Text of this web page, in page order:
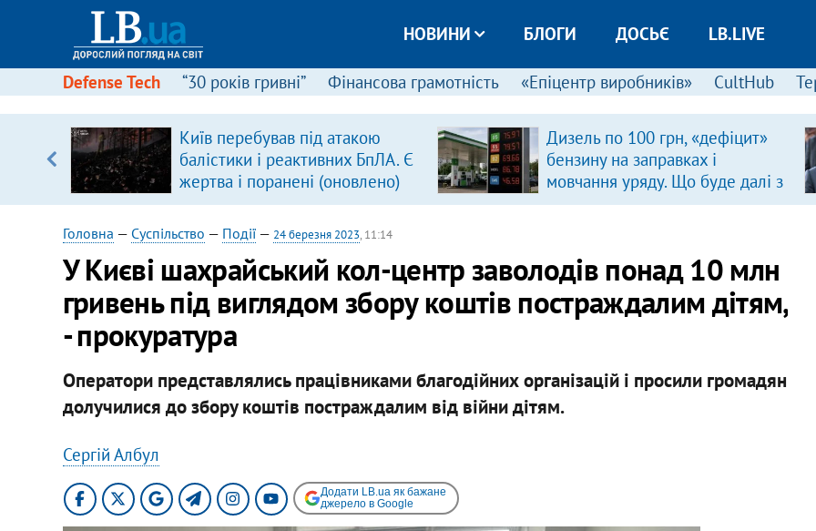
НОВИНИ БЛОГИ ДОСЬЄ LB.LIVE
Defense Tech “30 років гривні” Фінансова грамотність «Епіцентр виробників» CultHub
Київ перебував під атакою
балістики і реактивних БпЛА. Є
жертва і поранені (оновлено)
Дизель по 100 грн, «дефіцит»
бензину на заправках і
мовчання уряду. Що буде далі з
цінами на пальне?
Головна — Суспільство — Події— 24 березня 2023, 11:14
У Києві шахрайський кол-центр заволодів понад 10 млн
гривень під виглядом збору коштів постраждалим дітям,
- прокуратура
Оператори представлялись працівниками благодійних організацій і просили громадян
долучилися до збору коштів постраждалим від війни дітям.
Сергій Албул
Додати LB.ua як бажане
джерело в Google